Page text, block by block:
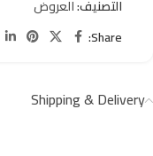
التصنيف:العروض
Share:
Shipping & Delivery